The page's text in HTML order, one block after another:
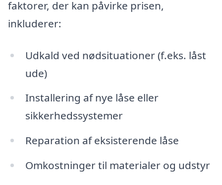
faktorer, der kan påvirke prisen,
inkluderer:
Udkald ved nødsituationer (f.eks. låst
ude)
Installering af nye låse eller
sikkerhedssystemer
Reparation af eksisterende låse
Omkostninger til materialer og udstyr